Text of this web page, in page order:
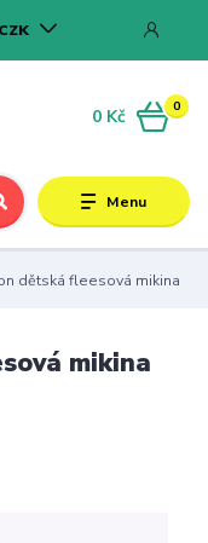
Menu
CZK
0
0 Kč
dětská fleesová mikina
mikina